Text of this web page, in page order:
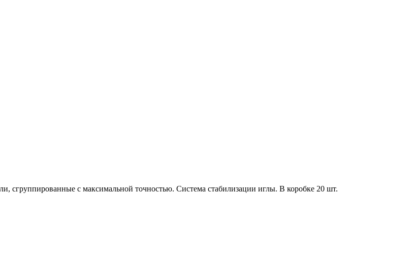
сгруппированные с максимальной точностью. Система стабилизации иглы. В коробке 20 шт.